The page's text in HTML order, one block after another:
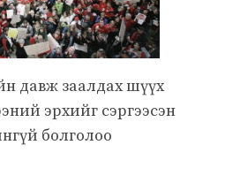
давж заалдах шүүх
эрхийг сэргээсэн
болголоо